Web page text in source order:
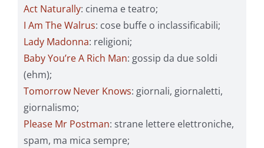
Act Naturally: cinema e teatro;
I Am The Walrus: cose buffe o inclassificabili;
Lady Madonna: religioni;
Baby You’re A Rich Man: gossip da due soldi
(ehm);
Tomorrow Never Knows: giornali, giornaletti,
giornalismo;
Please Mr Postman: strane lettere elettroniche,
spam, ma mica sempre;